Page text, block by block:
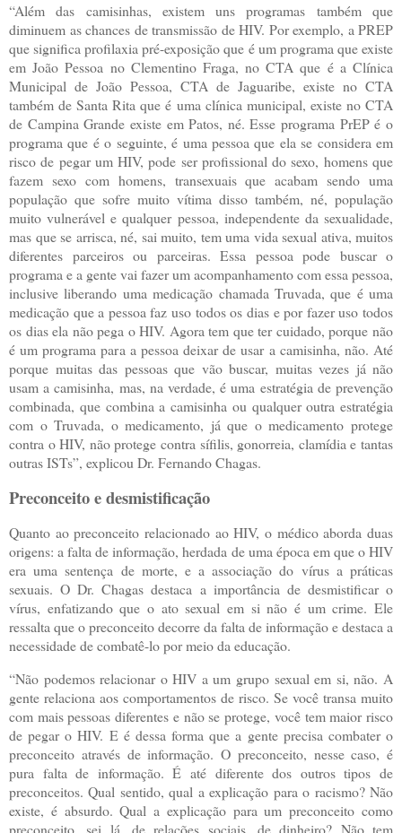
“Além das camisinhas, existem uns programas também que
diminuem as chances de transmissão de HIV. Por exemplo, a PREP
que significa profilaxia pré-exposição que é um programa que existe
em João Pessoa no Clementino Fraga, no CTA que é a Clínica
Municipal de João Pessoa, CTA de Jaguaribe, existe no CTA
também de Santa Rita que é uma clínica municipal, existe no CTA
de Campina Grande existe em Patos, né. Esse programa PrEP é o
programa que é o seguinte, é uma pessoa que ela se considera em
risco de pegar um HIV, pode ser profissional do sexo, homens que
fazem sexo com homens, transexuais que acabam sendo uma
população que sofre muito vítima disso também, né, população
muito vulnerável e qualquer pessoa, independente da sexualidade,
mas que se arrisca, né, sai muito, tem uma vida sexual ativa, muitos
diferentes parceiros ou parceiras. Essa pessoa pode buscar o
programa e a gente vai fazer um acompanhamento com essa pessoa,
inclusive liberando uma medicação chamada Truvada, que é uma
medicação que a pessoa faz uso todos os dias e por fazer uso todos
os dias ela não pega o HIV. Agora tem que ter cuidado, porque não
é um programa para a pessoa deixar de usar a camisinha, não. Até
porque muitas das pessoas que vão buscar, muitas vezes já não
usam a camisinha, mas, na verdade, é uma estratégia de prevenção
combinada, que combina a camisinha ou qualquer outra estratégia
com o Truvada, o medicamento, já que o medicamento protege
contra o HIV, não protege contra sífilis, gonorreia, clamídia e tantas
outras ISTs”, explicou Dr. Fernando Chagas.
Preconceito e desmistificação
Quanto ao preconceito relacionado ao HIV, o médico aborda duas
origens: a falta de informação, herdada de uma época em que o HIV
era uma sentença de morte, e a associação do vírus a práticas
sexuais. O Dr. Chagas destaca a importância de desmistificar o
vírus, enfatizando que o ato sexual em si não é um crime. Ele
ressalta que o preconceito decorre da falta de informação e destaca a
necessidade de combatê-lo por meio da educação.
“Não podemos relacionar o HIV a um grupo sexual em si, não. A
gente relaciona aos comportamentos de risco. Se você transa muito
com mais pessoas diferentes e não se protege, você tem maior risco
de pegar o HIV. E é dessa forma que a gente precisa combater o
preconceito através de informação. O preconceito, nesse caso, é
pura falta de informação. É até diferente dos outros tipos de
preconceitos. Qual sentido, qual a explicação para o racismo? Não
existe, é absurdo. Qual a explicação para um preconceito como
preconceito, sei lá, de relações sociais, de dinheiro? Não tem